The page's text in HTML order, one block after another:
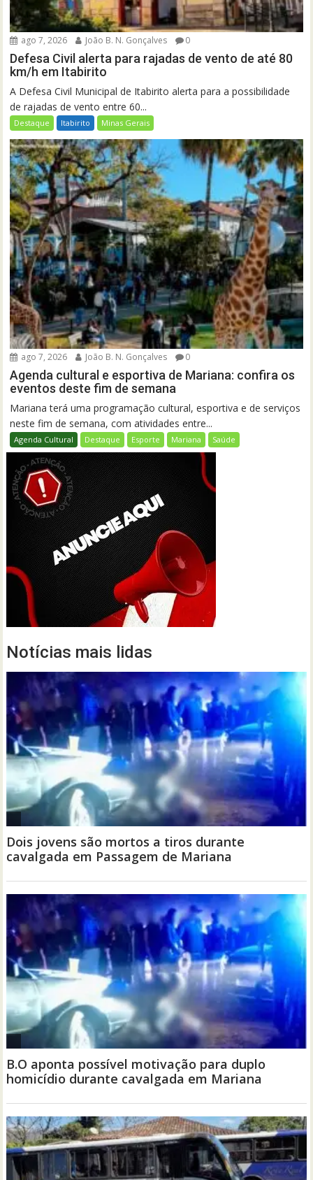
ago 7, 2026 João B. N. Gonçalves 0
Defesa Civil alerta para rajadas de vento de até 80
km/h em Itabirito
A Defesa Civil Municipal de Itabirito alerta para a possibilidade
de rajadas de vento entre 60...
Destaque Itabirito Minas Gerais
ago 7, 2026 João B. N. Gonçalves 0
Agenda cultural e esportiva de Mariana: confira os
eventos deste fim de semana
Mariana terá uma programação cultural, esportiva e de serviços
neste fim de semana, com atividades entre...
Agenda Cultural Destaque Esporte Mariana Saúde
Notícias mais lidas